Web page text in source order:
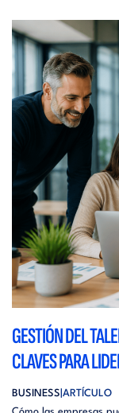
GESTIÓN DEL
CLAVES PARA
BUSINESS ARTÍCULO